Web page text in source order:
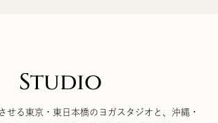
Studio
せる東京・東日本橋のヨガスタジオと、沖縄・